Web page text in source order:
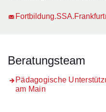
Beratungsteam
Pädagogische
am Main